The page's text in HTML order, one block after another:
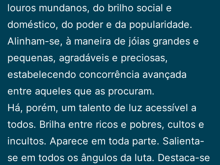
louros mundanos, do brilho social e
doméstico, do poder e da popularidade.
Alinham-se, à maneira de jóias grandes e
pequenas, agradáveis e preciosas,
estabelecendo concorrência avançada
entre aqueles que as procuram.
Há, porém, um talento de luz acessível a
todos. Brilha entre ricos e pobres, cultos e
incultos. Aparece em toda parte. Salienta-
se em todos os ângulos da luta. Destaca-se